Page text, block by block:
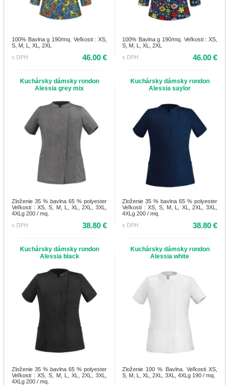
100% Bavlna g 190/mq. Veľkosti : XS,
S, M, L, XL, 2XL
s DPH
46.00 €
100% Bavlna g 190/mq. Veľkosti : XS,
S, M, L, XL, 2XL
s DPH
46.00 €
Kuchársky dámsky rondon
Alessia grey mix
Zloženie 35 % bavlna 65 % polyester
Veľkosti : XS, S, M, L, XL, 2XL, 3XL,
4XLg 200 / mq.
s DPH
38.80 €
Kuchársky dámsky rondon
Alessia saylor
Zloženie 35 % bavlna 65 % polyester
Veľkosti : XS, S, M, L, XL, 2XL, 3XL,
4XLg 200 / mq.
s DPH
38.80 €
Kuchársky dámsky rondon
Alessia black
Zloženie 35 % bavlna 65 % polyester
Veľkosti : XS, S, M, L, XL, 2XL, 3XL,
4XLg 200 / mq.
Kuchársky dámsky rondon
Alessia white
Zloženie 100 % Bavlna. Veľkosti XS,
S, M, L, XL, 2XL, 3XL, 4XLg 190 / mq.